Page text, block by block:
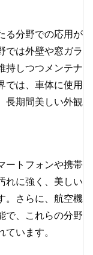
る分野での応用が
では外壁や窓ガラ
持しつつメンテナ
では、車体に使用
長期間美しい外観
ートフォンや携帯
れに強く、美しい
。さらに、航空機
で、これらの分野
います。